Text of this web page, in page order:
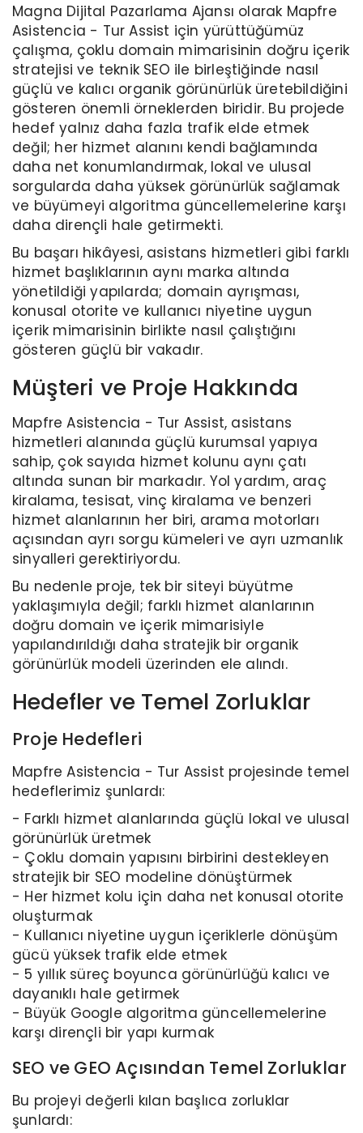
Magna Dijital Pazarlama Ajansı olarak Mapfre
Asistencia - Tur Assist için yürüttüğümüz
çalışma, çoklu domain mimarisinin doğru içerik
stratejisi ve teknik SEO ile birleştiğinde nasıl
güçlü ve kalıcı organik görünürlük üretebildiğini
gösteren önemli örneklerden biridir. Bu projede
hedef yalnız daha fazla trafik elde etmek
değil; her hizmet alanını kendi bağlamında
daha net konumlandırmak, lokal ve ulusal
sorgularda daha yüksek görünürlük sağlamak
ve büyümeyi algoritma güncellemelerine karşı
daha dirençli hale getirmekti.
Bu başarı hikâyesi, asistans hizmetleri gibi farklı
hizmet başlıklarının aynı marka altında
yönetildiği yapılarda; domain ayrışması,
konusal otorite ve kullanıcı niyetine uygun
içerik mimarisinin birlikte nasıl çalıştığını
gösteren güçlü bir vakadır.
Müşteri ve Proje Hakkında
Mapfre Asistencia - Tur Assist, asistans
hizmetleri alanında güçlü kurumsal yapıya
sahip, çok sayıda hizmet kolunu aynı çatı
altında sunan bir markadır. Yol yardım, araç
kiralama, tesisat, vinç kiralama ve benzeri
hizmet alanlarının her biri, arama motorları
açısından ayrı sorgu kümeleri ve ayrı uzmanlık
sinyalleri gerektiriyordu.
Bu nedenle proje, tek bir siteyi büyütme
yaklaşımıyla değil; farklı hizmet alanlarının
doğru domain ve içerik mimarisiyle
yapılandırıldığı daha stratejik bir organik
görünürlük modeli üzerinden ele alındı.
Hedefler ve Temel Zorluklar
Proje Hedefleri
Mapfre Asistencia - Tur Assist projesinde temel
hedeflerimiz şunlardı:
- Farklı hizmet alanlarında güçlü lokal ve ulusal
görünürlük üretmek
- Çoklu domain yapısını birbirini destekleyen
stratejik bir SEO modeline dönüştürmek
- Her hizmet kolu için daha net konusal otorite
oluşturmak
- Kullanıcı niyetine uygun içeriklerle dönüşüm
gücü yüksek trafik elde etmek
- 5 yıllık süreç boyunca görünürlüğü kalıcı ve
dayanıklı hale getirmek
- Büyük Google algoritma güncellemelerine
karşı dirençli bir yapı kurmak
SEO ve GEO Açısından Temel Zorluklar
Bu projeyi değerli kılan başlıca zorluklar
şunlardı: